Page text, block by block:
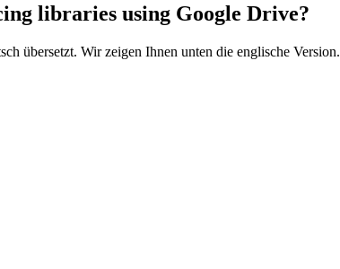
libraries using Google Drive?
übersetzt. Wir zeigen Ihnen unten die englische Version.